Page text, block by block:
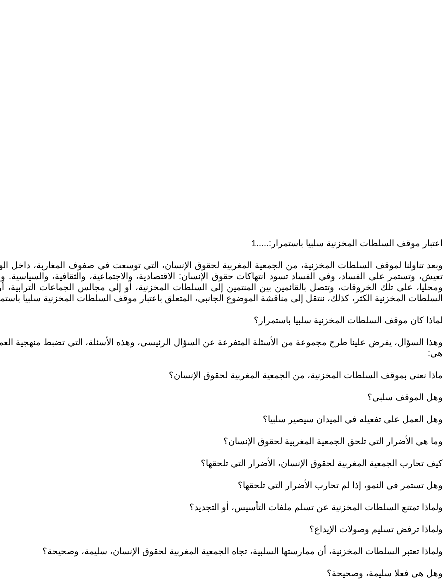
اعتبار موقف السلطات المخزنية سلبيا باستمرار:.....1
وبعد تناولنا لموقف السلطات المخزنية، من الجمعية المغربية لحقوق الإنسان، التي توسعت في صفوف المغاربة، داخل
تعيش، وتستمر على الفساد، وفي الفساد تسود انتهاكات حقوق الإنسان: الاقتصادية، والاجتماعية، والثقافية، والسياسية.
ومحليا، على تلك الخروقات، وتتصل بالقائمين بين المنتمين إلى السلطات المخزنية، أو إلى مجالس الجماعات الترابية،
السلطات المخزنية الكثر، كذلك، ننتقل إلى مناقشة الموضوع الجانبي، المتعلق باعتبار موقف السلطات المخزنية سلبيا
لماذا كان موقف السلطات المخزنية سلبيا باستمرار؟
وهذا السؤال، يفرض علينا طرح مجموعة من الأسئلة المتفرعة عن السؤال الرئيسي، وهذه الأسئلة، التي تضبط منهجية
هي:
ماذا نعني بموقف السلطات المخزنية، من الجمعية المغربية لحقوق الإنسان؟
وهل الموقف سلبي؟
وهل العمل على تفعيله في الميدان سيصير سلبيا؟
وما هي الأضرار التي تلحق الجمعية المغربية لحقوق الإنسان؟
كيف تحارب الجمعية المغربية لحقوق الإنسان، الأضرار التي تلحقها؟
وهل تستمر في النمو، إذا لم تحارب الأضرار التي تلحقها؟
ولماذا تمتنع السلطات المخزنية عن تسلم ملفات التأسيس، أو التجديد؟
ولماذا ترفض تسليم وصولات الإيداع؟
ولماذا تعتبر السلطات المخزنية، أن ممارستها السلبية، تجاه الجمعية المغربية لحقوق الإنسان، سليمة، وصحيحة؟
وهل هي فعلا سليمة، وصحيحة؟